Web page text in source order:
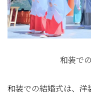
和装で
和装での結婚式は、洋